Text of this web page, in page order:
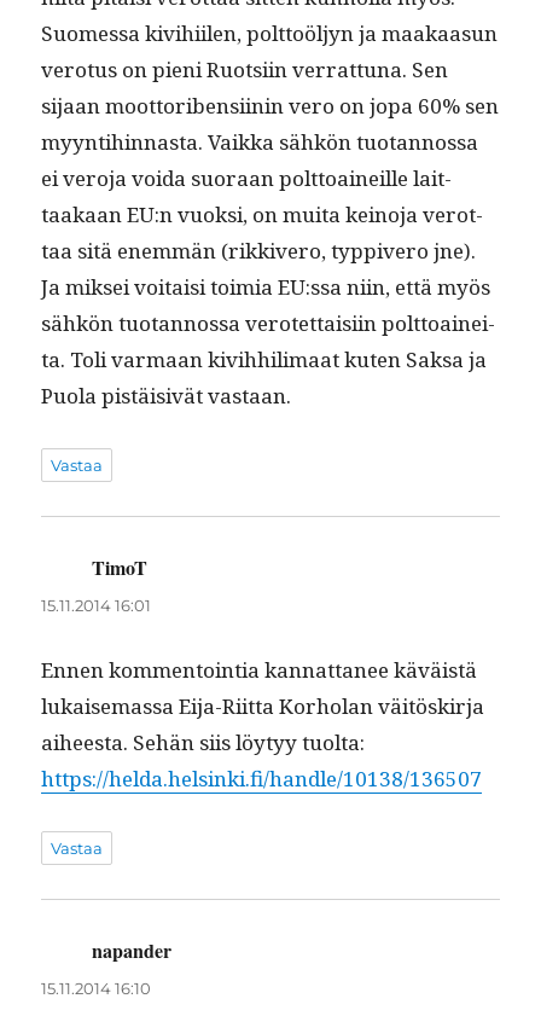
Suomes­sa kivi­hi­ilen, polt­toöljyn ja maakaa­sun
vero­tus on pieni Ruot­si­in ver­rat­tuna. Sen
sijaan moot­toriben­si­inin vero on jopa 60% sen
myyn­ti­hin­nas­ta. Vaik­ka sähkön tuotan­nos­sa
ei vero­ja voi­da suo­raan polt­toaineille lait­
taakaan EU:n vuok­si, on mui­ta keino­ja verot­
taa sitä enem­män (rikkivero, typ­pivero jne).
Ja mik­sei voitaisi toimia EU:ssa niin, että myös
sähkön tuotan­nos­sa verotet­taisi­in polt­toainei­
ta. Toli var­maan kivi­h­hili­maat kuten Sak­sa ja
Puo­la pistäi­sivät vastaan.
Vastaa
TimoT
15.11.2014 16:01
Ennen kom­men­toin­tia kan­nat­ta­nee käväistä
lukaise­mas­sa Eija-Riit­ta Korholan väitöskir­ja
aiheesta. Sehän siis löy­tyy tuol­ta:
https://helda.helsinki.fi/handle/10138/136507
Vastaa
napander
15.11.2014 16:10